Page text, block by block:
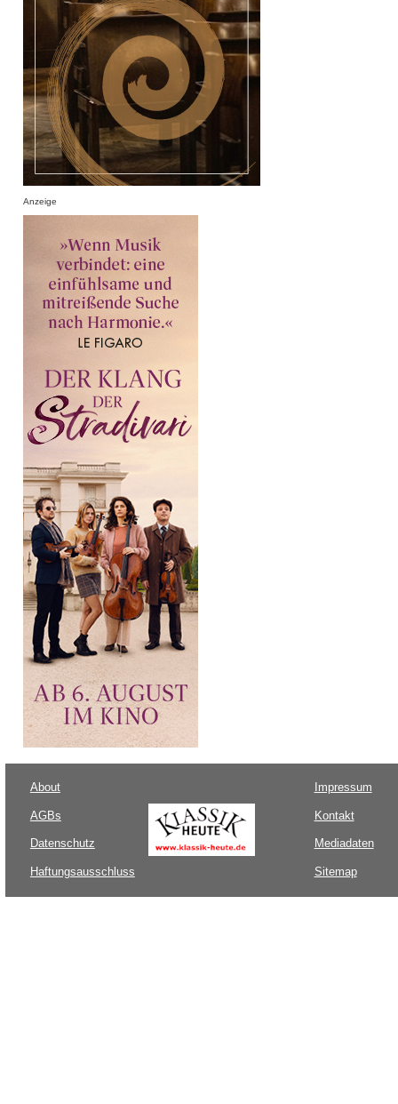
Anzeige
About
AGBs
Datenschutz
Haftungsausschluss
Impressum
Kontakt
Mediadaten
Sitemap